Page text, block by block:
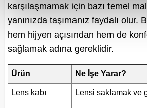
karşılaşmamak için bazı temel
yanınızda taşımanız faydalı olur.
hem hijyen açısından hem de
sağlamak adına gereklidir.
Ürün Ne İşe Yarar?
Lens kabı Lensi saklamak ve